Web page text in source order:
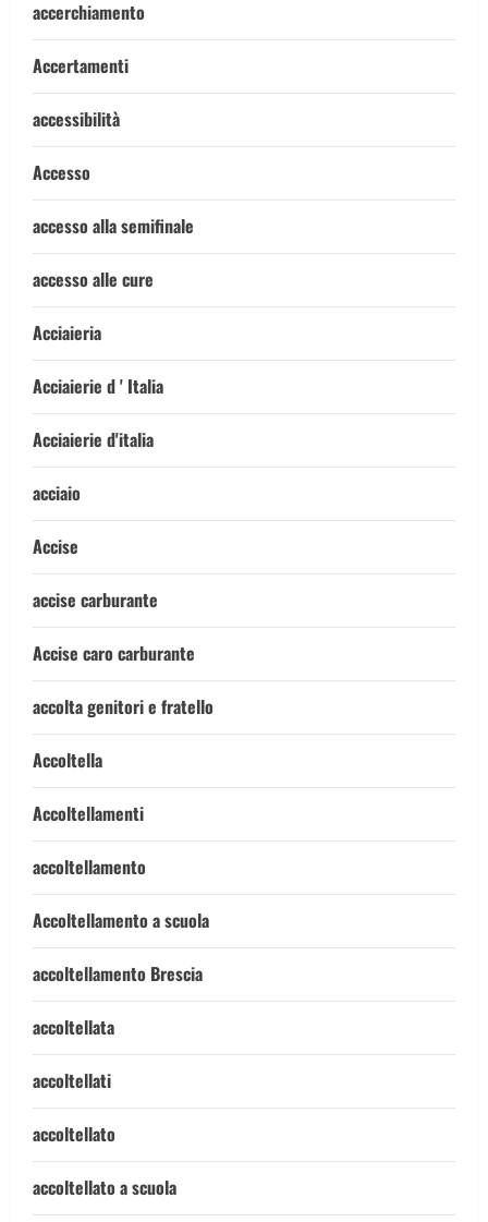
accerchiamento
Accertamenti
accessibilità
Accesso
accesso alla semifinale
accesso alle cure
Acciaieria
Acciaierie d ' Italia
Acciaierie d'italia
acciaio
Accise
accise carburante
Accise caro carburante
accolta genitori e fratello
Accoltella
Accoltellamenti
accoltellamento
Accoltellamento a scuola
accoltellamento Brescia
accoltellata
accoltellati
accoltellato
accoltellato a scuola